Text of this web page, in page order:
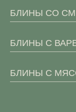
БЛИНЫ СО
БЛИНЫ С
БЛИНЫ С